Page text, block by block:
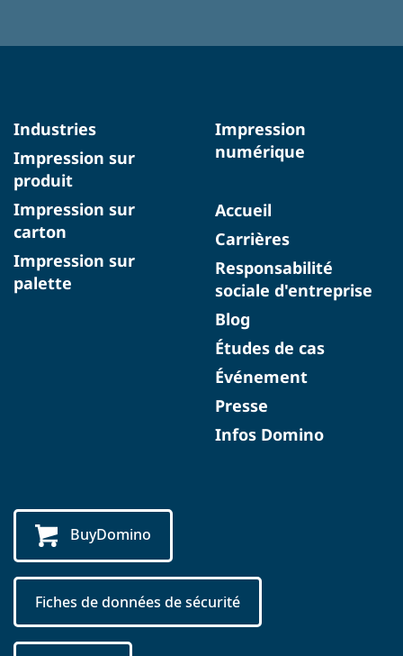
Industries
Impression sur
produit
Impression sur
carton
Impression sur
palette
Impression
numérique
Accueil
Carrières
Responsabilité
sociale d'entreprise
Blog
Études de cas
Événement
Presse
Infos Domino
BuyDomino
Fiches de données de sécurité